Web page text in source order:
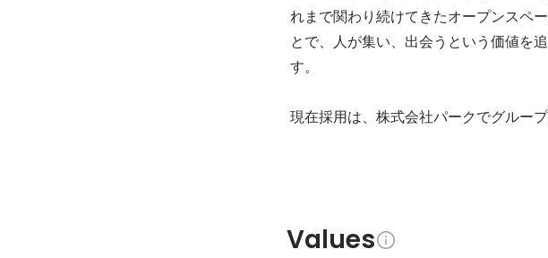
れまで関わり続けてきたオープンスペ
とで、人が集い、出会うという価値を
す。
現在採用は、株式会社パークでグルー
Values